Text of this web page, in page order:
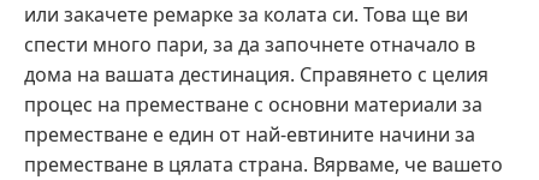
или закачете ремарке за колата си. Това ще ви
спести много пари, за да започнете отначало в
дома на вашата дестинация. Справянето с целия
процес на преместване с основни материали за
преместване е един от най-евтините начини за
преместване в цялата страна. Вярваме, че вашето